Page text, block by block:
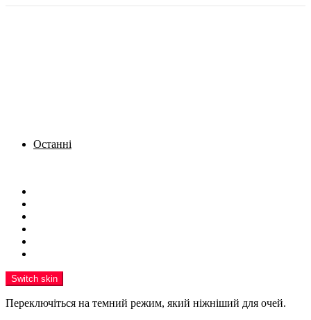
Останні
Switch skin
Переключіться на темний режим, який ніжніший для очей.